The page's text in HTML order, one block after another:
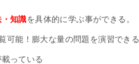
・知識を具体的に学ぶ事ができる。
可能！膨大な量の問題を演習できる
っている